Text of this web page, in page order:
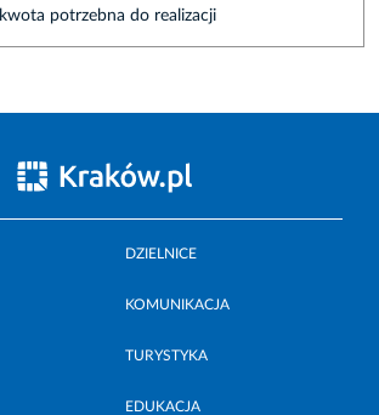
kwota potrzebna do realizacji
DZIELNICE
KOMUNIKACJA
TURYSTYKA
EDUKACJA